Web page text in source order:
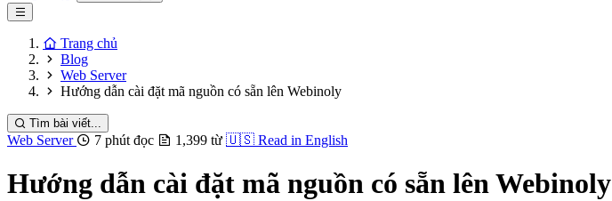
Trang chủ
Blog
Web Server
Hướng dẫn cài đặt mã nguồn có sẵn lên Webinoly
Tìm bài viết...
Web Server 7 phút đọc 1,399 từ 🇺🇸 Read in English
Hướng dẫn cài đặt mã nguồn có sẵn lên Webinoly